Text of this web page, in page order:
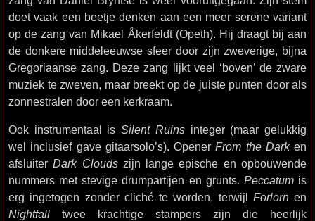
doet vaak een beetje denken aan een meer serene variant
op de zang van Mikael Åkerfeldt (Opeth). Hij draagt bij aan
de donkere middeleeuwse sfeer door zijn zweverige, bijna
Gregoriaanse zang. Deze zang lijkt veel ‘boven’ de zware
muziek te zweven, maar breekt op de juiste punten door als
zonnestralen door een kerkraam.
Ook instrumentaal isSilent Ruinsinteger (maar gelukkig
wel inclusief gave gitaarsolo’s). OpenerFrom the Darken
afsluiterDark Cloudszijn lange epische en opbouwende
nummers met stevige drumpartijen en grunts. Peccatumis
erg ingetogen zonder cliché te worden, terwijl Forlornen
Nightfall twee krachtige stampers zijn die heerlijk